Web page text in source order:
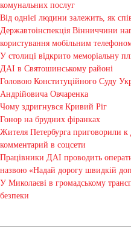
комунальних послуг
Від однієї людини залежить, як
Державтоінспекція Вінниччини
користування мобільним
У столиці відкрито меморіальну
ДАІ в Святошинському районі
Головою Конституційного Суду
Андрійовича Овчаренка
Чому здригнувся Кривий Ріг
Гонор на брудних фіранках
Жителя Петербурга приговорили
комментарий в соцсети
Працівники ДАІ проводить
назвою «Надай дорогу швидкій
У Миколаєві в громадському
безпеки